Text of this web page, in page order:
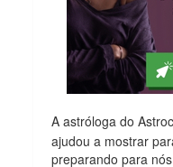
A astróloga do
ajudou a mostrar
preparando para